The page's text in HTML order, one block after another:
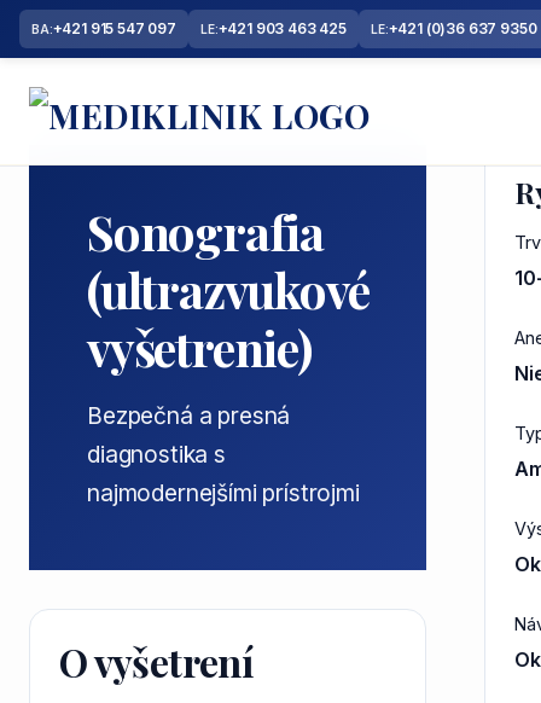
BA:+421 915 547 097 LE:+421 903 463 425 LE:+421 (0)36 637 9350
Domov/Služby/Diagnostika/Sonografia
Sonografia
(ultrazvukové
vyšetrenie)
Bezpečná a presná
diagnostika s
najmodernejšími prístrojmi
O vyšetrení